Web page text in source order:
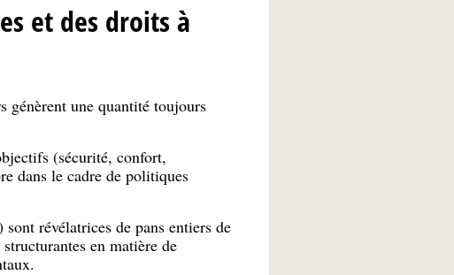
et des droits à
génèrent une quantité toujours
(sécurité, confort,
dans le cadre de politiques
révélatrices de pans entiers de
en matière de